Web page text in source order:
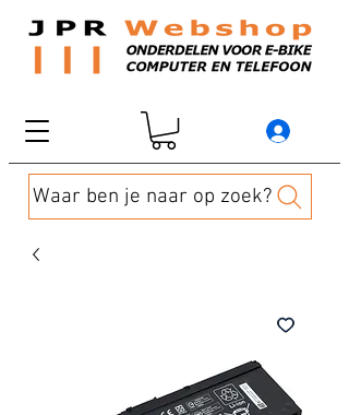
Waar ben je naar op zoek?